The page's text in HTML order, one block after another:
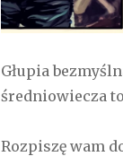
Głupia
średniowiecza
Rozpiszę wam